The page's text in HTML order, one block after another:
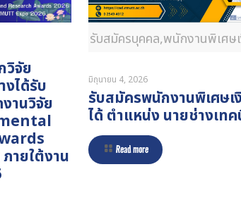
วิจัย
ได้รับ
านวิจัย
ายใต้งาน
รับสมัครบุคคล,พนักงานพิเศษ
มิถุนายน 4, 2026
รับสมัครพนักงานพิเศษเ
ได้ ตำแหน่ง นายช่างเท
Read more